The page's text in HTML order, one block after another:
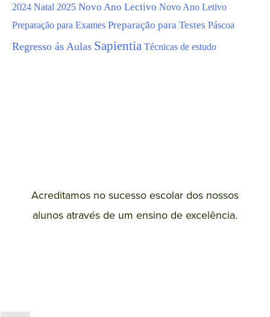
2024 Natal 2025 Novo Ano Lectivo Novo Ano Letivo
Preparação para Exames Preparação para Testes Páscoa
Regresso ás Aulas Sapientia Técnicas de estudo
Acreditamos no sucesso escolar dos nossos
alunos através de um ensino de excelência.